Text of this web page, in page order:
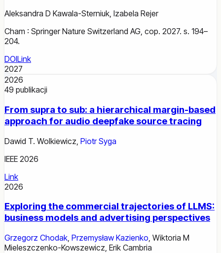
Aleksandra D Kawala-Sterniuk, Izabela Rejer
Cham : Springer Nature Switzerland AG, cop. 2027. s. 194–
204.
DOILink
2027
2026
49 publikacji
From supra to sub: a hierarchical margin-based
approach for audio deepfake source tracing
Dawid T. Wolkiewicz Piotr Syga
IEEE 2026
Link
2026
Exploring the commercial trajectories of LLMS:
business models and advertising perspectives
Grzegorz Chodak, Przemysław Kazienko, Wiktoria M
Mieleszczenko-Kowszewicz, Erik Cambria